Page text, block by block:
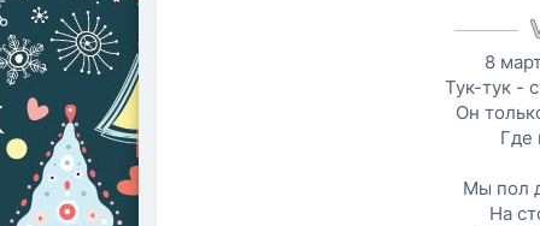
8
Тук-тук -
Он
Где
Мы пол
На